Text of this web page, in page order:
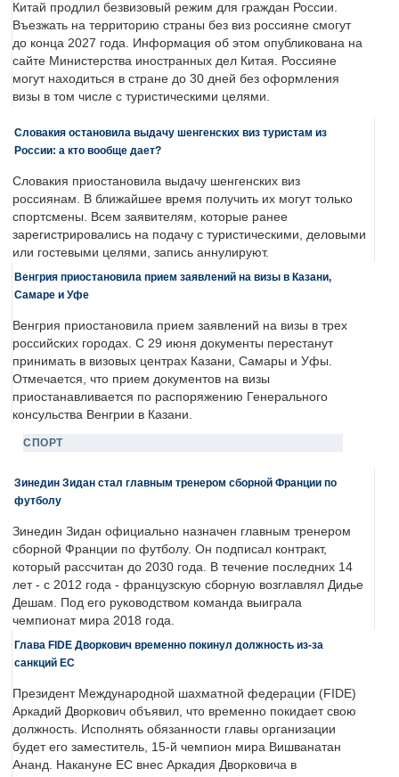
Китай продлил безвизовый режим для граждан России.
Въезжать на территорию страны без виз россияне смогут
до конца 2027 года. Информация об этом опубликована на
сайте Министерства иностранных дел Китая. Россияне
могут находиться в стране до 30 дней без оформления
визы в том числе с туристическими целями.
Словакия остановила выдачу шенгенских виз туристам из
России: а кто вообще дает?
Словакия приостановила выдачу шенгенских виз
россиянам. В ближайшее время получить их могут только
спортсмены. Всем заявителям, которые ранее
зарегистрировались на подачу с туристическими, деловыми
или гостевыми целями, запись аннулируют.
Венгрия приостановила прием заявлений на визы в Казани,
Самаре и Уфе
Венгрия приостановила прием заявлений на визы в трех
российских городах. С 29 июня документы перестанут
принимать в визовых центрах Казани, Самары и Уфы.
Отмечается, что прием документов на визы
приостанавливается по распоряжению Генерального
консульства Венгрии в Казани.
СПОРТ
Зинедин Зидан стал главным тренером сборной Франции по
футболу
Зинедин Зидан официально назначен главным тренером
сборной Франции по футболу. Он подписал контракт,
который рассчитан до 2030 года. В течение последних 14
лет - с 2012 года - французскую сборную возглавлял Дидье
Дешам. Под его руководством команда выиграла
чемпионат мира 2018 года.
Глава FIDE Дворкович временно покинул должность из-за
санкций ЕС
Президент Международной шахматной федерации (FIDE)
Аркадий Дворкович объявил, что временно покидает свою
должность. Исполнять обязанности главы организации
будет его заместитель, 15-й чемпион мира Вишванатан
Ананд. Накануне ЕС внес Аркадия Дворковича в